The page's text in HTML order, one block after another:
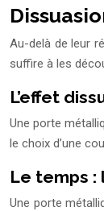
Au-delà de leur
suffire à les
L’effet
Une porte
le choix d’une
Le temps :
Une porte